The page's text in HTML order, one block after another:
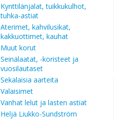
Kynttilänjalat, tuikkukulhot,
tuhka-astiat
Aterimet, kahvilusikat,
kakkuottimet, kauhat
Muut korut
Seinälaatat, -koristeet ja
vuosilautaset
Sekalaisia aarteita
Valaisimet
Vanhat lelut ja lasten astiat
Heljä Liukko-Sundström